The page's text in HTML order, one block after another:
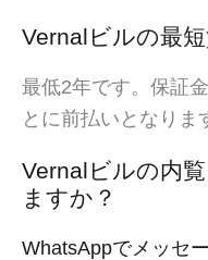
Vernalビルの最
最低2年です。保証
とに前払いとなりま
Vernalビルの内
ますか？
WhatsAppでメッセ